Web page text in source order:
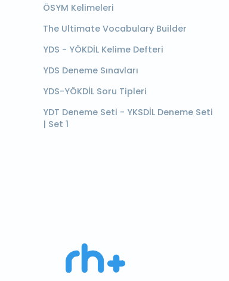
ÖSYM Kelimeleri
The Ultimate Vocabulary Builder
YDS - YÖKDİL Kelime Defteri
YDS Deneme Sınavları
YDS-YÖKDİL Soru Tipleri
YDT Deneme Seti - YKSDİL Deneme Seti
| Set 1